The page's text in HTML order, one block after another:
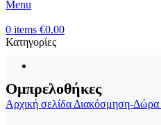
Menu
0 items €0.00
Κατηγορίες
Ομπρελοθήκες
Αρχική σελίδα Διακόσμηση-Δώρα